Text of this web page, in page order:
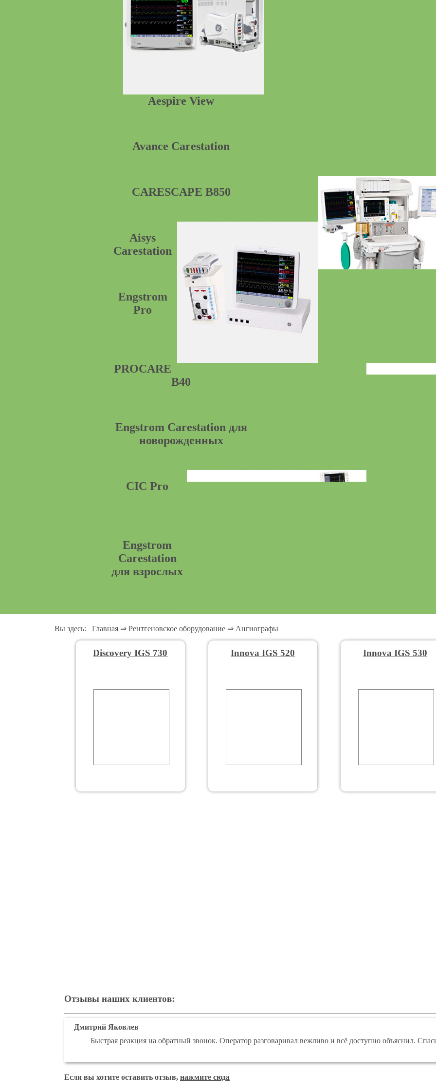
Aespire View
Avance Carestation
CARESCAPE B850
Aisys
Carestation
Engstrom
Pro
PROCARE
B40
Engstrom Carestation для
новорожденных
CIC Pro
Engstrom
Carestation
для взрослых
Вы здесь: Главная ⇒ Рентгеновское оборудование ⇒ Ангиографы
Discovery IGS 730 Innova IGS 520 Innova IGS 530
Отзывы наших клиентов:
Дмитрий Яковлев
Быстрая реакция на обратный звонок. Оператор разговаривал вежливо и всё доступно объяснил.
Если вы хотите оставить отзыв, нажмите сюда